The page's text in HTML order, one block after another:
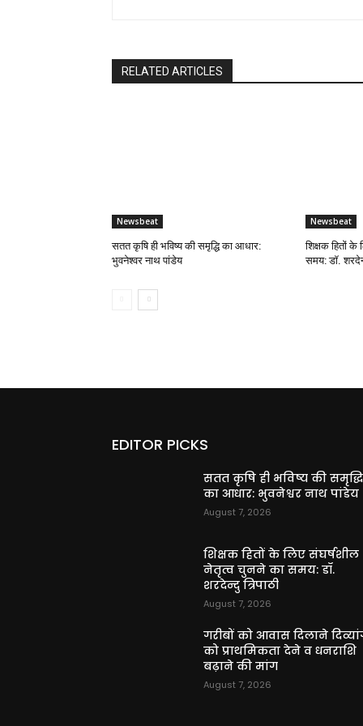
RELATED ARTICLES
Newsbeat
सतत कृषि ही भविष्य की समृद्धि का आधार:
भुवनेश्वर नाथ पांडेय
Newsbeat
शिक्षक हितों के
समय: डॉ.
EDITOR PICKS
सतत कृषि ही भविष्य की समृद्धि
का आधार: भुवनेश्वर नाथ पांडेय
August 7, 2026
शिक्षक हितों के लिए संघर्षशील
नेतृत्व चुनने का समय: डॉ.
शरदेन्दु त्रिपाठी
August 7, 2026
गरीबों को आवास दिलाने
को प्राथमिकता देने व धनराशि
बढ़ाने की मांग
August 7, 2026